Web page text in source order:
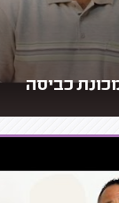
כביסה